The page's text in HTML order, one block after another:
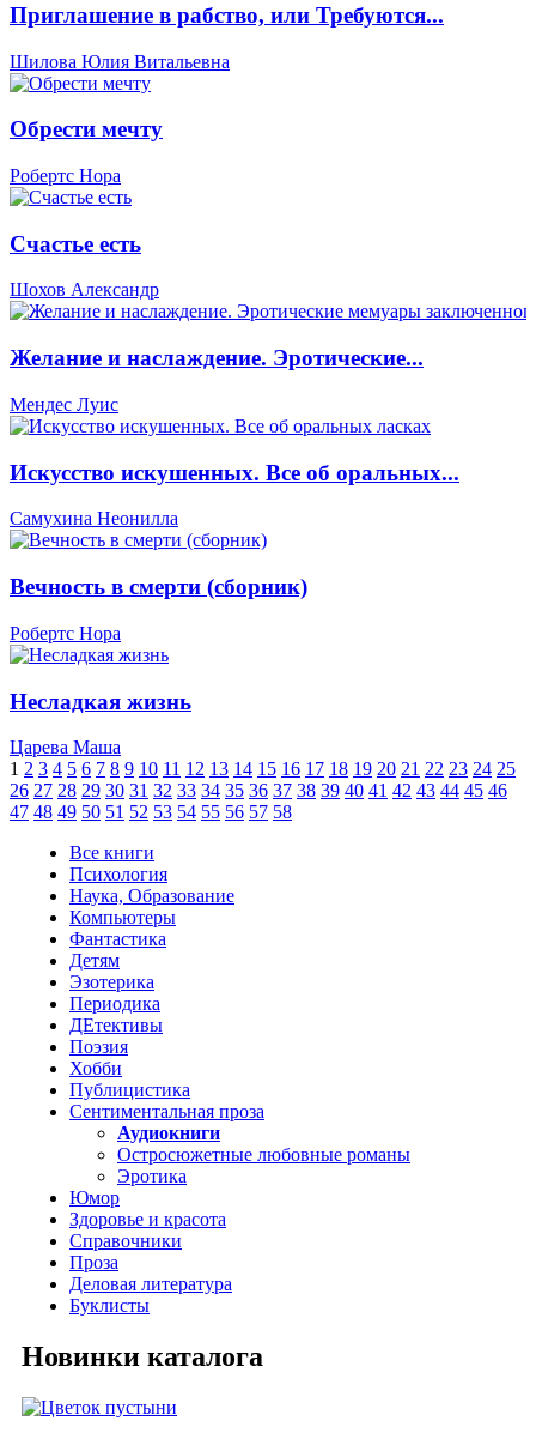
Приглашение в рабство, или Требуются...
Шилова Юлия Витальевна
Обрести мечту
Робертс Нора
Счастье есть
Шохов Александр
Желание и наслаждение. Эротические...
Мендес Луис
Искусство искушенных. Все об оральных...
Самухина Неонилла
Вечность в смерти (сборник)
Робертс Нора
Несладкая жизнь
Царева Маша
1 2 3 4 5 6 7 8 9 10 11 12 13 14 15 16 17 18 19 20 21 22 23 24 25
26 27 28 29 30 31 32 33 34 35 36 37 38 39 40 41 42 43 44 45 46
47 48 49 50 51 52 53 54 55 56 57 58
Все книги
Психология
Наука, Образование
Компьютеры
Фантастика
Детям
Эзотерика
Периодика
ДЕтективы
Поэзия
Хобби
Публицистика
Сентиментальная проза
Аудиокниги
Остросюжетные любовные романы
Эротика
Юмор
Здоровье и красота
Справочники
Проза
Деловая литература
Буклисты
Новинки каталога